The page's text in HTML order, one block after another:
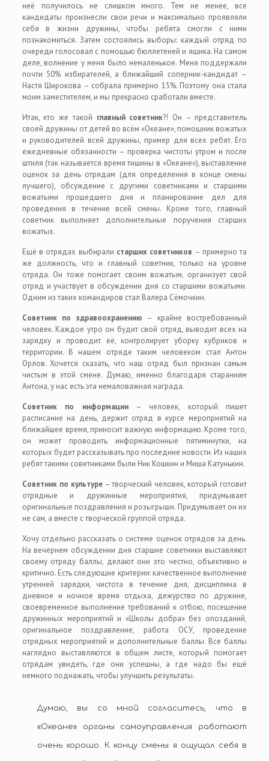
неё получилось не слишком много. Тем не менее, все
кандидаты произнесли свои речи и максимально проявляли
себя в жизни дружины, чтобы ребята смогли с ними
познакомиться. Затем состоялись выборы: каждый отряд по
очереди голосовал с помощью бюллетеней и ящика. На самом
деле, волнение у меня было немаленькое. Меня поддержали
почти 50% избирателей, а ближайший соперник-кандидат –
Настя Широкова – собрала примерно 15%. Поэтому она стала
моим заместителем, и мы прекрасно сработали вместе.
Итак, кто же такой главный советник?! Он – представитель
своей дружины от детей во всём «Океане», помощник вожатых
и руководителей всей дружины, пример для всех ребят. Его
ежедневные обязанности – проверка чистоты утром и после
штиля (так называется время тишины в «Океане»), выставление
оценок за день отрядам (для определения в конце смены
лучшего), обсуждение с другими советниками и старшими
вожатыми прошедшего дня и планирование дел для
проведения в течение всей смены. Кроме того, главный
советник выполняет дополнительные поручения старших
вожатых.
Ещё в отрядах выбирали старших советников – примерно та
же должность, что и главный советник, только на уровне
отряда. Он тоже помогает своим вожатым, организует свой
отряд и участвует в обсуждении дня со старшими вожатыми.
Одним из таких командиров стал Валера Сёмочкин.
Советник по здравоохранению – крайне востребованный
человек. Каждое утро он будит свой отряд, выводит всех на
зарядку и проводит её, контролирует уборку кубриков и
территории. В нашем отряде таким человеком стал Антон
Орлов. Хочется сказать, что наш отряд был признан самым
чистым в этой смене. Думаю, именно благодаря стараниям
Антона, у нас есть эта немаловажная награда.
Советник по информации– человек, который пишет
расписание на день, держит отряд в курсе мероприятий на
ближайшее время, приносит важную информацию. Кроме того,
он может проводить информационные пятиминутки, на
которых будет рассказывать про последние новости. Из наших
ребят такими советниками были Ник Кошкин и Миша Катунькин.
Советник по культуре– творческий человек, который готовит
отрядные и дружинные мероприятия, придумывает
оригинальные поздравления и розыгрыши. Придумывает он их
не сам, а вместе с творческой группой отряда.
Хочу отдельно рассказать о системе оценок отрядов за день.
На вечернем обсуждении дня старшие советники выставляют
своему отряду баллы, делают они это честно, объективно и
критично. Есть следующие критерии: качественное выполнение
утренней зарядки, чистота в течение дня, дисциплина в
дневное и ночное время отдыха, дежурство по дружине,
своевременное выполнение требований к отбою, посещение
дружинных мероприятий и «Школы добра» без опозданий,
оригинальное поздравление, работа ОСУ, проведение
отрядных мероприятий и дополнительные баллы. Все баллы
наглядно выставляются в общем листе, который помогает
отрядам увидеть, где они успешны, а где надо бы ещё
немного поднажать, чтобы улучшить результаты.
Думаю, вы со мной согласитесь, что в
«Океане» органы самоуправления работают
очень хорошо. К концу смены я ощущал себя в